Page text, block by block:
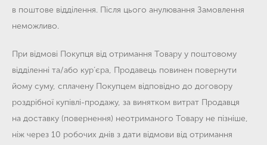
в поштове відділення. Після цього анулювання Замовлення
неможливо.
При відмові Покупця від отримання Товару у поштовому
відділенні та/або кур’єра, Продавець повинен повернути
йому суму, сплачену Покупцем відповідно до договору
роздрібної купівлі-продажу, за винятком витрат Продавця
на доставку (повернення) неотриманого Товару не пізніше,
ніж через 10 робочих днів з дати відмови від отримання